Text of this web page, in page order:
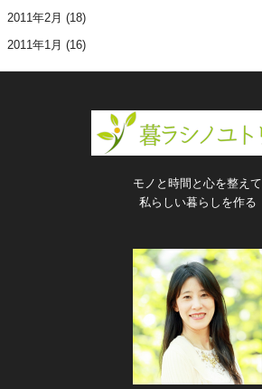
2011年2月 (18)
2011年1月 (16)
モノと時間と心を整えて
私らしい暮らしを作る